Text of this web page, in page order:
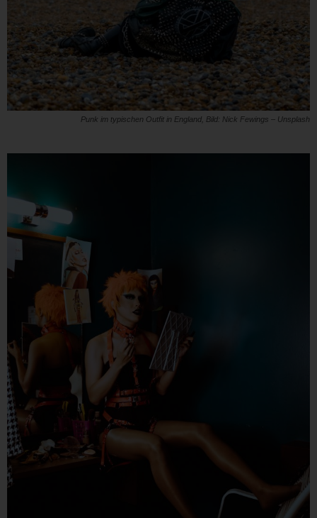
Punk im typischen Outfit in England, Bild: Nick Fewings – Unsplash